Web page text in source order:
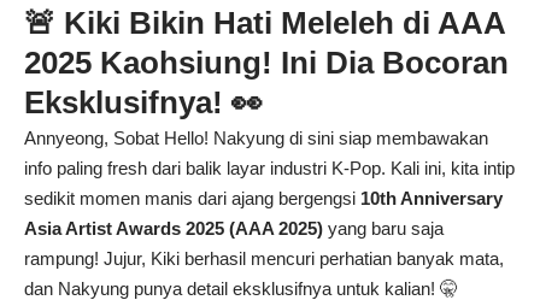
🚨 Kiki Bikin Hati Meleleh di AAA
2025 Kaohsiung! Ini Dia Bocoran
Eksklusifnya! 👀
Annyeong, Sobat Hello! Nakyung di sini siap membawakan
info paling fresh dari balik layar industri K-Pop. Kali ini, kita intip
sedikit momen manis dari ajang bergengsi 10th Anniversary
Asia Artist Awards 2025 (AAA 2025) yang baru saja
rampung! Jujur, Kiki berhasil mencuri perhatian banyak mata,
dan Nakyung punya detail eksklusifnya untuk kalian! 🤫